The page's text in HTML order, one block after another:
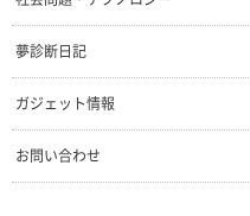
夢診断日記
ガジェット情報
お問い合わせ